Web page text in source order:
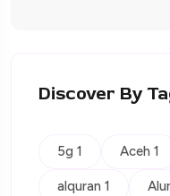
Discover By
5g 1 Aceh 1
alquran 1